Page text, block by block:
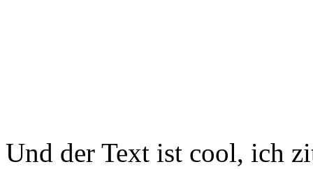
Und der Text ist cool, ich